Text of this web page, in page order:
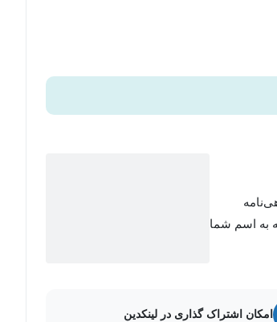
به اسم شما
امکان اشتراک گذاری در لینکدین